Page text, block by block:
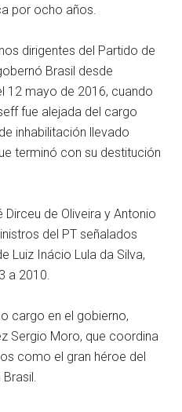
por ocho años.
dirigentes del Partido de
Brasil desde
12 mayo de 2016, cuando
fue alejada del cargo
inhabilitación llevado
terminó con su destitución
de Oliveira y Antonio
del PT señalados
Luiz Inácio Lula da Silva,
a 2010.
cargo en el gobierno,
Sergio Moro, que coordina
como el gran héroe del